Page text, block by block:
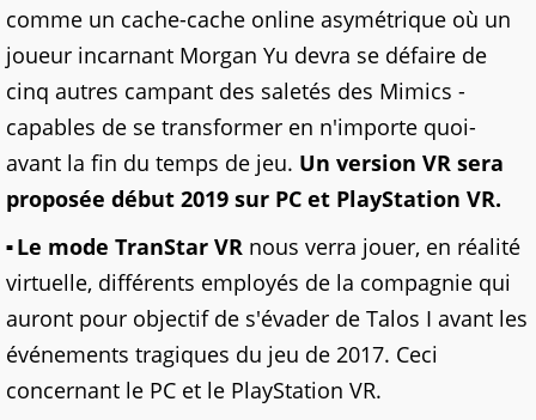
comme un cache-cache online asymétrique où un
joueur incarnant Morgan Yu devra se défaire de
cinq autres campant des saletés des Mimics -
capables de se transformer en n'importe quoi-
avant la fin du temps de jeu. Un version VR sera
proposée début 2019 sur PC et PlayStation VR.
Le mode TranStar VR nous verra jouer, en réalité
virtuelle, différents employés de la compagnie qui
auront pour objectif de s'évader de Talos I avant les
événements tragiques du jeu de 2017. Ceci
concernant le PC et le PlayStation VR.